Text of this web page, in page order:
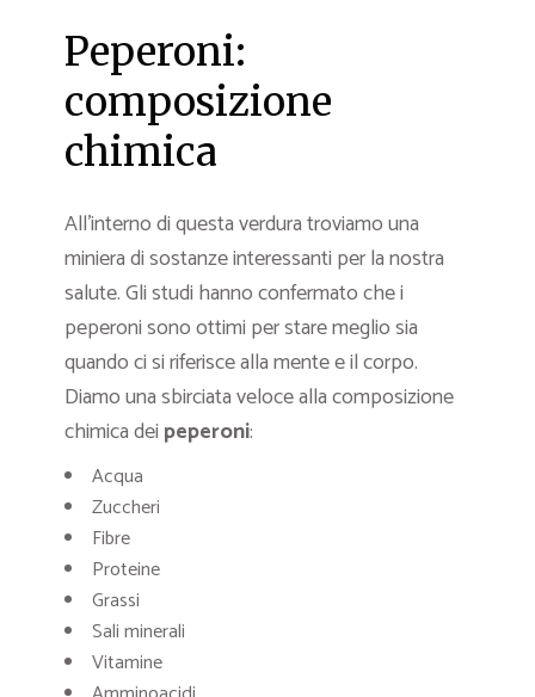
Peperoni:
composizione
chimica
All’interno di questa verdura troviamo una
miniera di sostanze interessanti per la nostra
salute. Gli studi hanno confermato che i
peperoni sono ottimi per stare meglio sia
quando ci si riferisce alla mente e il corpo.
Diamo una sbirciata veloce alla composizione
chimica dei peperoni:
Acqua
Zuccheri
Fibre
Proteine
Grassi
Sali minerali
Vitamine